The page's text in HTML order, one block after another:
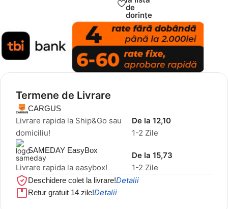
de
dorințe
Termene de Livrare
CARGUS
Livrare rapida la Ship&Go sau
domiciliu!
1-2 Zile
De la 12,10
SAMEDAY EasyBox
Livrare rapida la easybox! 1-2 Zile
De la 15,73
Deschidere colet la livrare!Detalii
Retur gratuit 14 zile!Detalii